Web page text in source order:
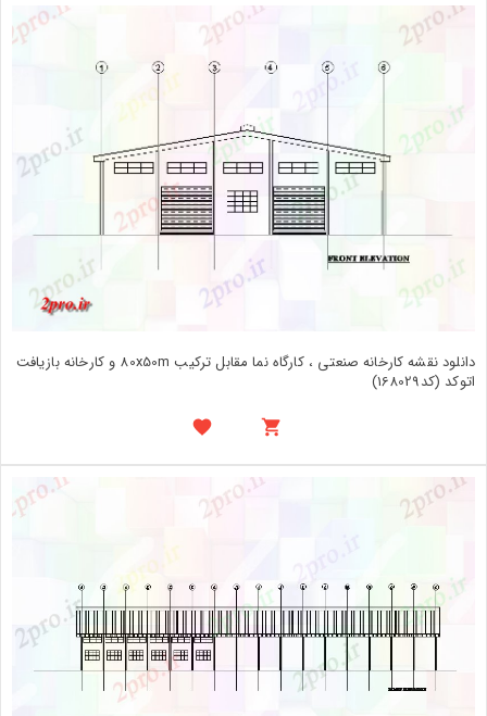
دانلود نقشه کارخانه صنعتی ، کارگاه نما مقابل ترکیب 80x50m و کارخانه بازیافت
اتوکد (کد168029)